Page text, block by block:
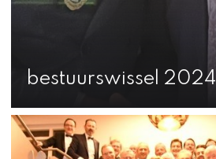
bestuurswissel 2024